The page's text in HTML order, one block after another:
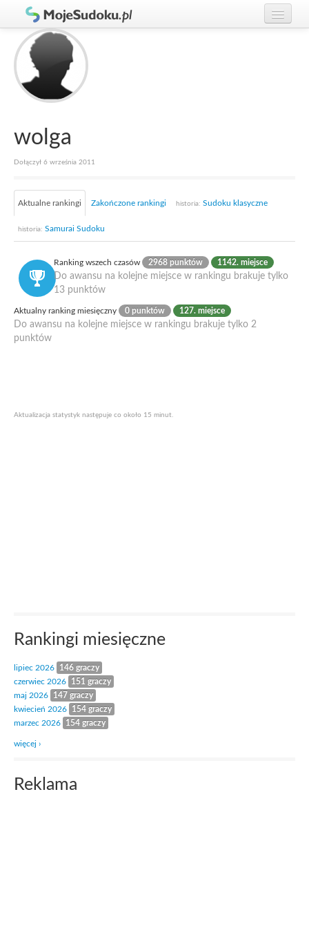
Graj w Sudoku!
Zasady Sudoku
Rankingi
Gracze
wolga
Dołączył 6 września 2011
Aktualne rankingi Zakończone rankingi historia: Sudoku klasyczne
historia: Samurai Sudoku
Ranking wszech czasów 2968 punktów 1142. miejsce
Do awansu na kolejne miejsce w rankingu brakuje tylko
13 punktów
Aktualny ranking miesięczny 0 punktów 127. miejsce
Do awansu na kolejne miejsce w rankingu brakuje tylko 2
punktów
Aktualizacja statystyk następuje co około 15 minut.
Rankingi miesięczne
lipiec 2026
146 graczy
czerwiec 2026
151 graczy
maj 2026
147 graczy
kwiecień 2026
154 graczy
marzec 2026
154 graczy
więcej ›
Reklama